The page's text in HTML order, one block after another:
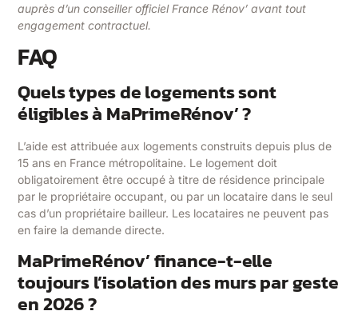
auprès d’un conseiller officiel France Rénov’ avant tout
engagement contractuel.
FAQ
Quels types de logements sont
éligibles à MaPrimeRénov’ ?
L’aide est attribuée aux logements construits depuis plus de
15 ans en France métropolitaine. Le logement doit
obligatoirement être occupé à titre de résidence principale
par le propriétaire occupant, ou par un locataire dans le seul
cas d’un propriétaire bailleur. Les locataires ne peuvent pas
en faire la demande directe.
MaPrimeRénov’ finance-t-elle
toujours l’isolation des murs par geste
en 2026 ?